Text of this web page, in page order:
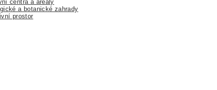
centra a areály
a botanické zahrady
prostor